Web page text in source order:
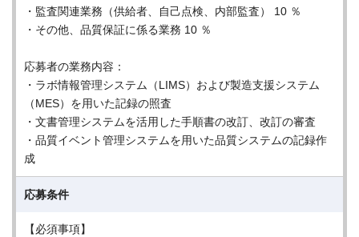
・監査関連業務（供給者、自己点検、内部監査） 10 ％
・その他、品質保証に係る業務 10 ％
応募者の業務内容：
・ラボ情報管理システム（LIMS）および製造支援システム
（MES）を用いた記録の照査
・文書管理システムを活用した手順書の改訂、改訂の審査
・品質イベント管理システムを用いた品質システムの記録作
成
応募条件
【必須事項】